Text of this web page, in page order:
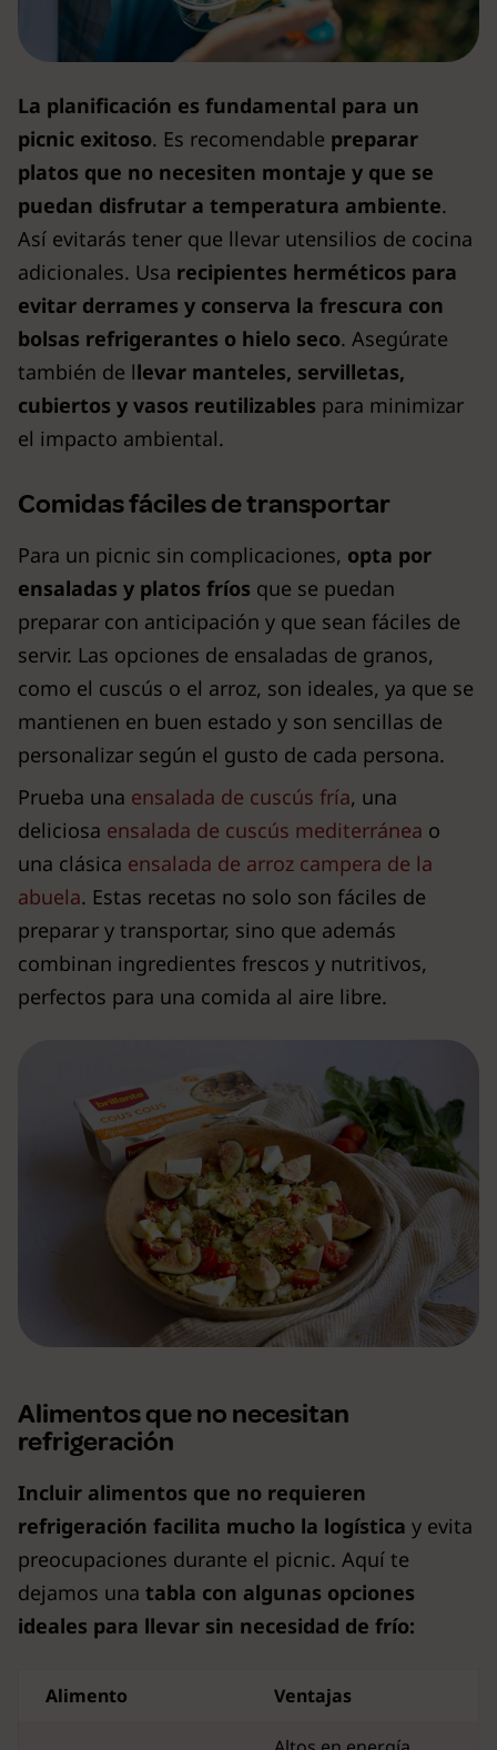
La planificación es fundamental para un
picnic exitoso. Es recomendable preparar
platos que no necesiten montaje y que se
puedan disfrutar a temperatura ambiente.
Así evitarás tener que llevar utensilios de cocina
adicionales. Usa recipientes herméticos para
evitar derrames y conserva la frescura con
bolsas refrigerantes o hielo seco. Asegúrate
también de llevar manteles, servilletas,
cubiertos y vasos reutilizables para minimizar
el impacto ambiental.
Comidas fáciles de transportar
Para un picnic sin complicaciones, opta por
ensaladas y platos fríos que se puedan
preparar con anticipación y que sean fáciles de
servir. Las opciones de ensaladas de granos,
como el cuscús o el arroz, son ideales, ya que se
mantienen en buen estado y son sencillas de
personalizar según el gusto de cada persona.
Prueba una ensalada de cuscús fría, una
deliciosa ensalada de cuscús mediterránea o
una clásica ensalada de arroz campera de la
abuela. Estas recetas no solo son fáciles de
preparar y transportar, sino que además
combinan ingredientes frescos y nutritivos,
perfectos para una comida al aire libre.
Alimentos que no necesitan
refrigeración
Incluir alimentos que no requieren
refrigeración facilita mucho la logística y evita
preocupaciones durante el picnic. Aquí te
dejamos una tabla con algunas opciones
ideales para llevar sin necesidad de frío:
Alimento Ventajas